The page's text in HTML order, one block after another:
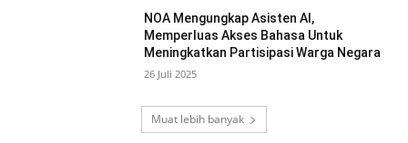
NOA Mengungkap Asisten AI,
Memperluas Akses Bahasa Untuk
Meningkatkan Partisipasi Warga Negara
26 Juli 2025
Muat lebih banyak